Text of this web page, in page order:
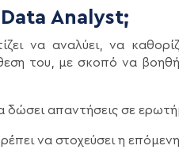
Data Analyst;
να αναλύει, να
του, με σκοπό να
δώσει απαντήσεις σε
να στοχεύσει η